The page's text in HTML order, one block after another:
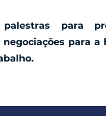
para
para a